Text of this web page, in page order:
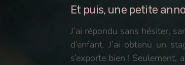
Et puis, une petite
J’ai répondu sans hésiter,
d’enfant. J’ai obtenu un
s’exporte bien !